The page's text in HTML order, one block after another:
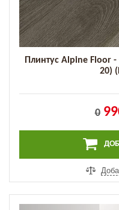
Плинтус Alpine Floor
20)
0